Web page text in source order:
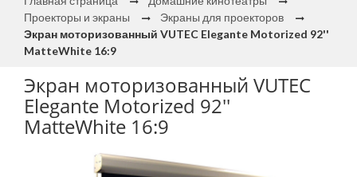
Проекторы и экраны
Экраны для проекторов
Экран моторизованный VUTEC Elegante Motorized 92''
MatteWhite 16:9
Экран моторизованный VUTEC
Elegante Motorized 92''
MatteWhite 16:9